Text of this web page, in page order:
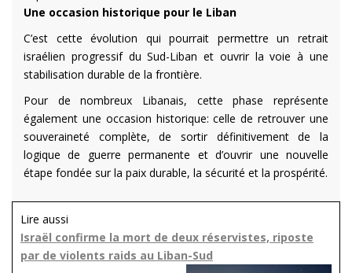
Une occasion historique pour le Liban
C’est cette évolution qui pourrait permettre un retrait
israélien progressif du Sud-Liban et ouvrir la voie à une
stabilisation durable de la frontière.
Pour de nombreux Libanais, cette phase représente
également une occasion historique: celle de retrouver une
souveraineté complète, de sortir définitivement de la
logique de guerre permanente et d’ouvrir une nouvelle
étape fondée sur la paix durable, la sécurité et la prospérité.
Lire aussi
Israël confirme la mort de deux réservistes, riposte
par de violents raids au Liban-Sud